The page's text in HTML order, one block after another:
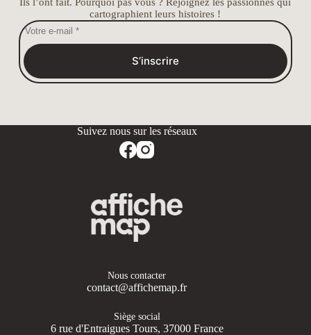
cartographient leurs histoires !
S’inscrire
Nous contacter
contact@affichemap.fr
Siège social
6 rue d'Entraigues Tours, 37000 France